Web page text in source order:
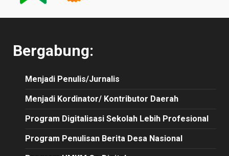
Bergabung:
Menjadi Penulis/Jurnalis
Menjadi Kordinator/ Kontributor Daerah
Program Digitalisasi Sekolah Lebih Profesional
Program Penulisan Berita Desa Nasional